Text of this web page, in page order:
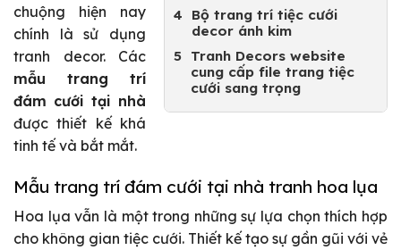
Bộ trang trí tiệc cưới
decor ánh kim
Tranh Decors website
cung cấp file trang tiệc
cưới sang trọng
chuộng hiện nay
chính là sử dụng
tranh decor. Các
mẫu trang trí
đám cưới tại nhà
được thiết kế khá
tinh tế và bắt mắt.
Mẫu trang trí đám cưới tại nhà tranh hoa lụa
Hoa lụa vẫn là một trong những sự lựa chọn thích hợp
cho không gian tiệc cưới. Thiết kế tạo sự gần gũi với vẻ